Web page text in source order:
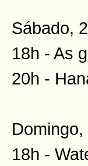
Sábado,
18h - As
20h -
18h -